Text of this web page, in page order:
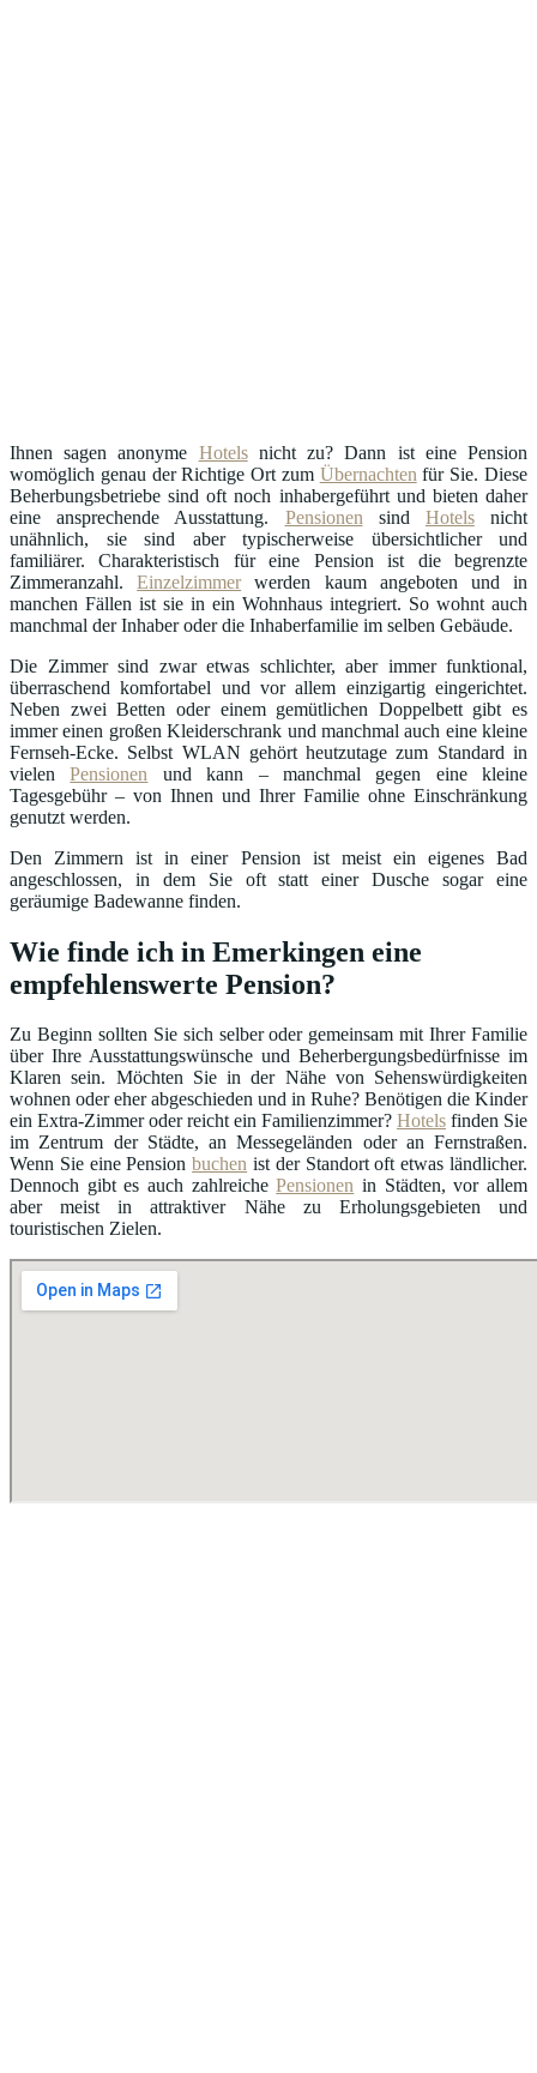
Ihnen sagen anonyme Hotelsnicht zu? Dann ist eine Pension
womöglich genau der Richtige Ort zum Übernachten für Sie. Diese
Beherbungsbetriebe sind oft noch inhabergeführt und bieten daher
eine ansprechende Ausstattung. Pensionen sind Hotelsnicht
unähnlich, sie sind aber typischerweise übersichtlicher und
familiärer. Charakteristisch für eine Pension ist die begrenzte
Zimmeranzahl.Einzelzimmerwerden kaum angeboten und in
manchen Fällen ist sie in ein Wohnhaus integriert. So wohnt auch
manchmal der Inhaber oder die Inhaberfamilie im selben Gebäude.
Die Zimmer sind zwar etwas schlichter, aber immer funktional,
überraschend komfortabel und vor allem einzigartig eingerichtet.
Neben zwei Betten oder einem gemütlichen Doppelbett gibt es
immer einen großen Kleiderschrank und manchmal auch eine kleine
Fernseh-Ecke. Selbst WLAN gehört heutzutage zum Standard in
vielenPensionen und kann – manchmal gegen eine kleine
Tagesgebühr – von Ihnen und Ihrer Familie ohne Einschränkung
genutzt werden.
Den Zimmern ist in einer Pension ist meist ein eigenes Bad
angeschlossen, in dem Sie oft statt einer Dusche sogar eine
geräumige Badewanne finden.
Wie finde ich in Emerkingen eine
empfehlenswerte Pension?
Zu Beginn sollten Sie sich selber oder gemeinsam mit Ihrer Familie
über Ihre Ausstattungswünsche und Beherbergungsbedürfnisse im
Klaren sein. Möchten Sie in der Nähe von Sehenswürdigkeiten
wohnen oder eher abgeschieden und in Ruhe? Benötigen die Kinder
ein Extra-Zimmer oder reicht ein Familienzimmer? Hotels finden Sie
im Zentrum der Städte, an Messegeländen oder an Fernstraßen.
Wenn Sie eine Pensionbuchen ist der Standort oft etwas ländlicher.
Dennoch gibt es auch zahlreichePensionen in Städten, vor allem
aber meist in attraktiver Nähe zu Erholungsgebieten und
touristischen Zielen.